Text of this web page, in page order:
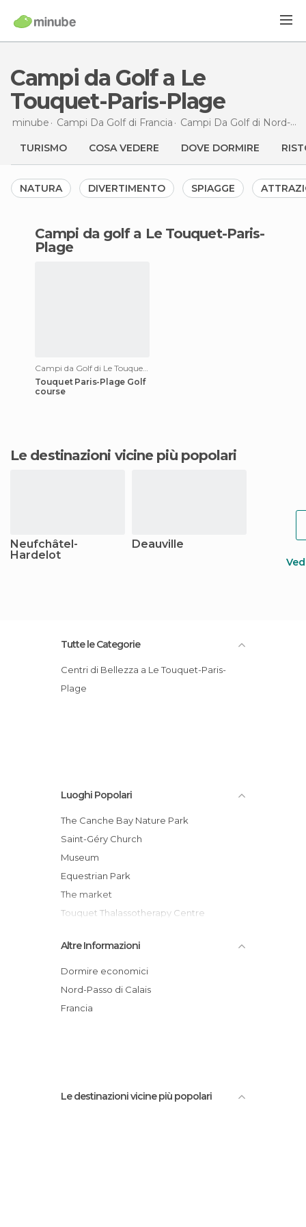
Campi da Golf a Le
Touquet-Paris-Plage
minube Campi Da Golf di Francia Campi Da Golf di Nord-Passo di Calais
TURISMO COSA VEDERE DOVE DORMIRE
NATURA DIVERTIMENTO SPIAGGE
campi da golf a Le Touquet-Paris-
Plage
Campi da Golf di Le Touquet-Paris-Plage
Touquet Paris-Plage Golf
course
Le destinazioni vicine più popolari
Neufchâtel-
Hardelot
Deauville
Tutte le Categorie
Centri di Bellezza a Le Touquet-Paris-
Plage
Luoghi Popolari
The Canche Bay Nature Park
Saint-Géry Church
Museum
Equestrian Park
The market
Touquet Thalassotherapy Centre
Touquet Paris-Plage Golf course
Touquet Plage
Le Touquet
Wood
Altre Informazioni
Dormire economici
Nord-Passo di Calais
Francia
Le destinazioni vicine più popolari